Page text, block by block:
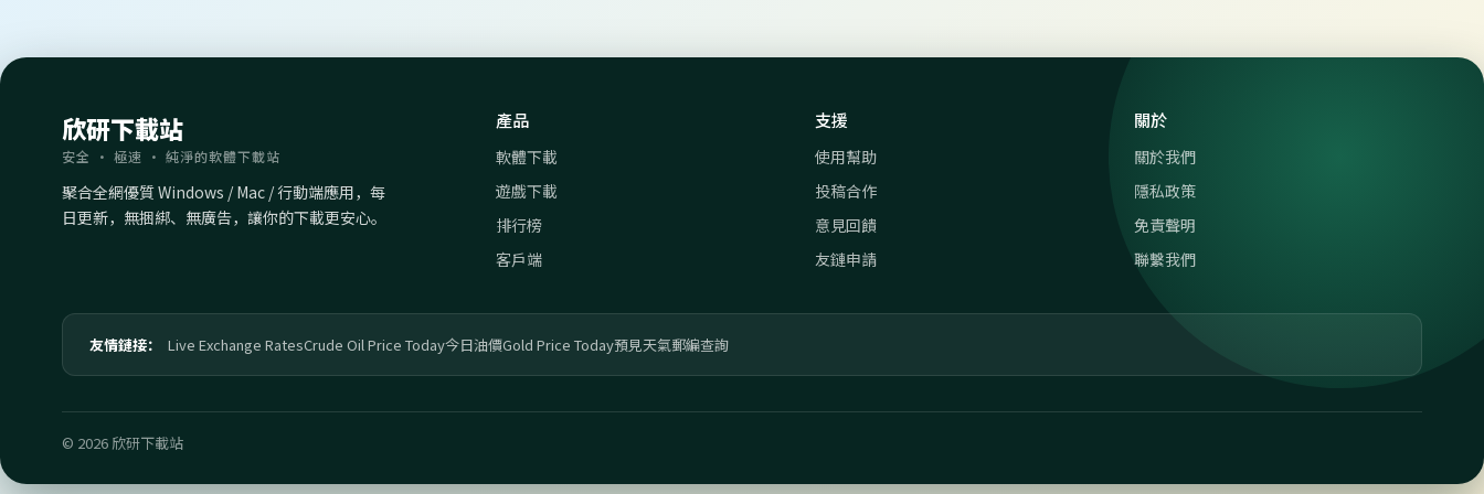
欣研下載站
安全 · 極速 · 純淨的軟體下載站
聚合全網優質 Windows / Mac / 行動端應用，每
日更新，無捆綁、無廣告，讓你的下載更安心。
產品
軟體下載
遊戲下載
排行榜
客戶端
支援
使用幫助
投稿合作
意見回饋
友鏈申請
關於
關於我們
隱私政策
免責聲明
聯繫我們
友情鏈接： Live Exchange RatesCrude Oil Price Today今日油價Gold Price Today預見天氣郵編查詢
© 2026 欣研下載站